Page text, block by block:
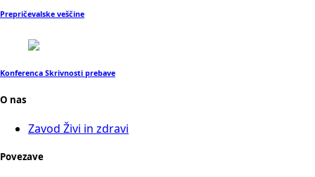
Prepričevalske veščine
Konferenca Skrivnosti prebave
O nas
Zavod Živi in zdravi
Povezave